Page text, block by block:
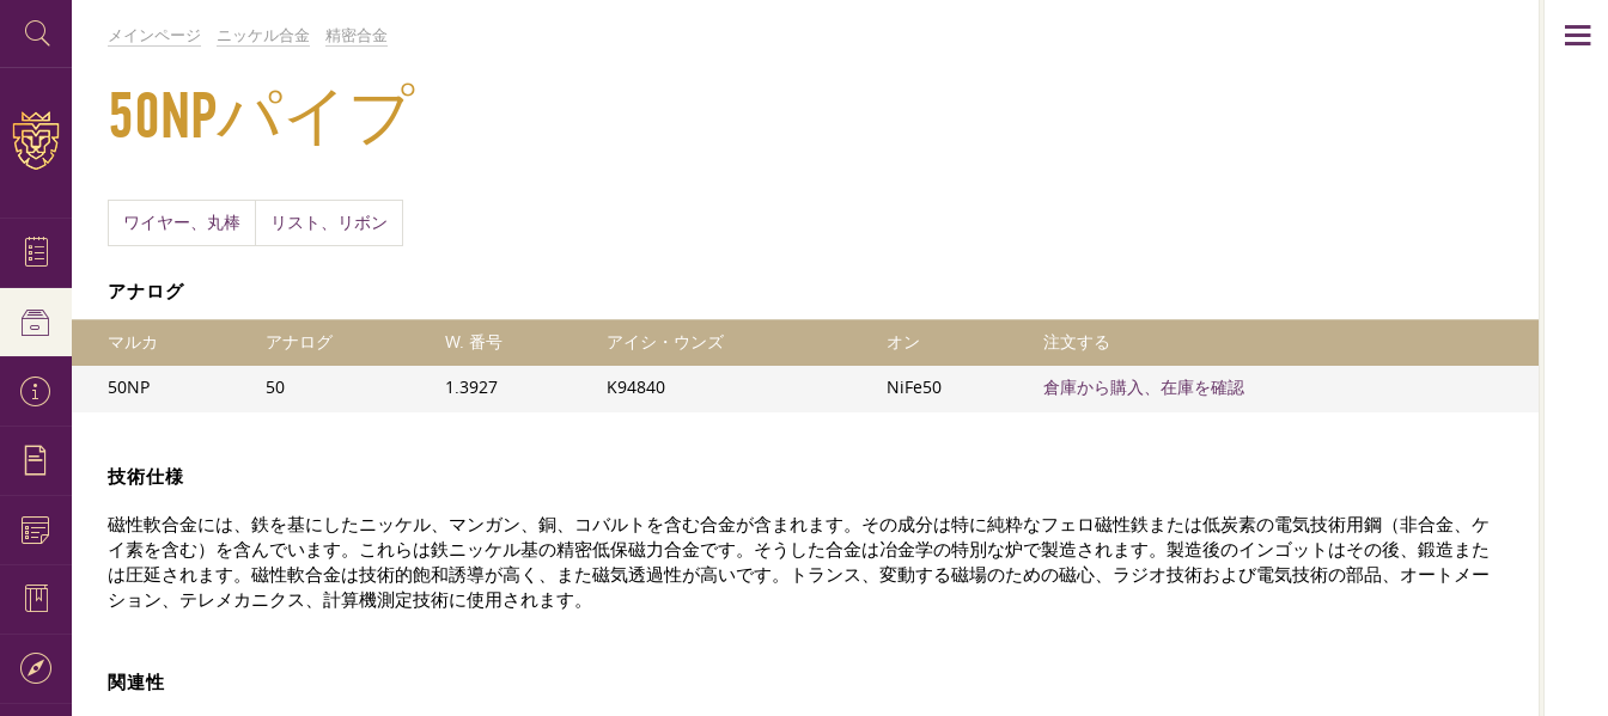
メインページ ニッケル合金 精密合金
50NPパイプ
ワイヤー、丸棒 リスト、リボン
アナログ
マルカ アナログ W. 番号 アイシ・ウンズ オン 注文する
50NP 50 1.3927 K94840 NiFe50 倉庫から購入、在庫を確認
技術仕様
磁性軟合金には、鉄を基にしたニッケル、マンガン、銅、コバルトを含む合金が含まれます。その成分は特に純粋なフェロ磁性鉄または低炭素の電気技術用鋼（非合金、ケ
イ素を含む）を含んでいます。これらは鉄ニッケル基の精密低保磁力合金です。そうした合金は冶金学の特別な炉で製造されます。製造後のインゴットはその後、鍛造また
は圧延されます。磁性軟合金は技術的飽和誘導が高く、また磁気透過性が高いです。トランス、変動する磁場のための磁心、ラジオ技術および電気技術の部品、オートメー
ション、テレメカニクス、計算機測定技術に使用されます。
関連性